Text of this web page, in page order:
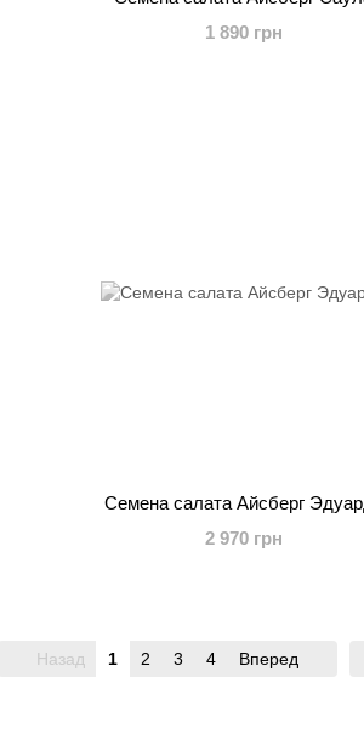
1 890 грн
Семена салата Айсберг
2 970 грн
Назад 1 2 3 4 Вперед